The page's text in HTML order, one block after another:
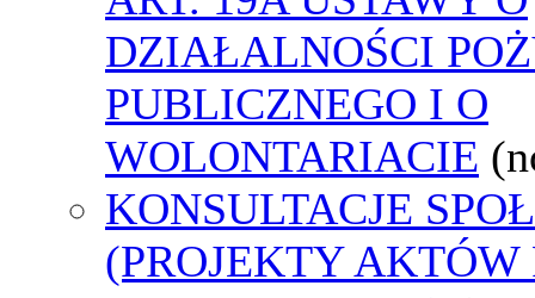
DZIAŁALNOŚCI
PUBLICZNEGO I O
WOLONTARIACIE
KONSULTACJE
(PROJEKTY AKTÓW